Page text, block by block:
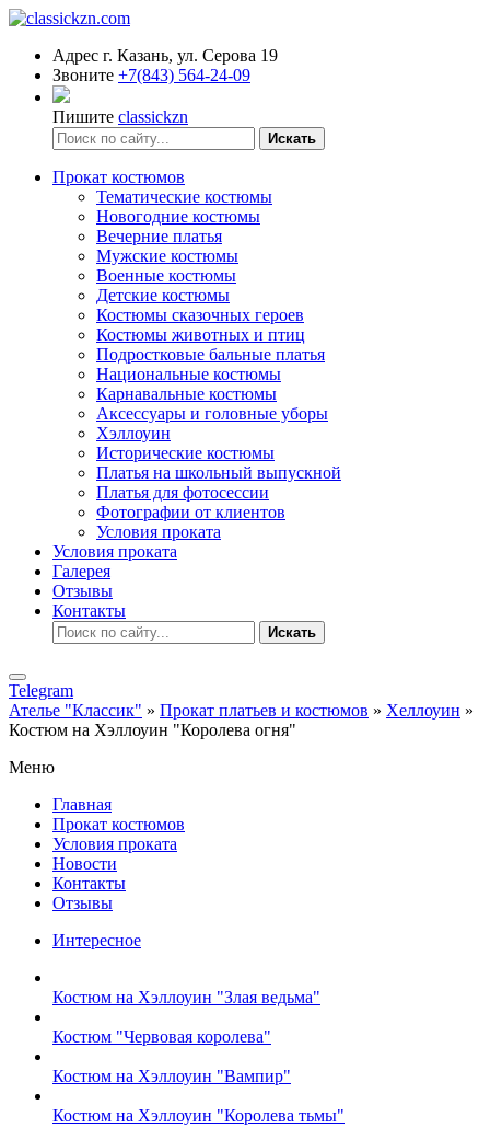
Адрес г. Казань, ул. Серова 19
Звоните +7(843) 564-24-09
Пишите classickzn
Искать
Прокат костюмов
Тематические костюмы
Новогодние костюмы
Вечерние платья
Мужские костюмы
Военные костюмы
Детские костюмы
Костюмы сказочных героев
Костюмы животных и птиц
Подростковые бальные платья
Национальные костюмы
Карнавальные костюмы
Аксессуары и головные уборы
Хэллоуин
Исторические костюмы
Платья на школьный выпускной
Платья для фотосессии
Фотографии от клиентов
Условия проката
Условия проката
Галерея
Отзывы
Контакты
Искать
Telegram
Ателье "Классик" » Прокат платьев и костюмов » Хеллоуин »
Костюм на Хэллоуин "Королева огня"
Меню
Главная
Прокат костюмов
Условия проката
Новости
Контакты
Отзывы
Интересное
Костюм на Хэллоуин "Злая ведьма"
Костюм "Червовая королева"
Костюм на Хэллоуин "Вампир"
Костюм на Хэллоуин "Королева тьмы"